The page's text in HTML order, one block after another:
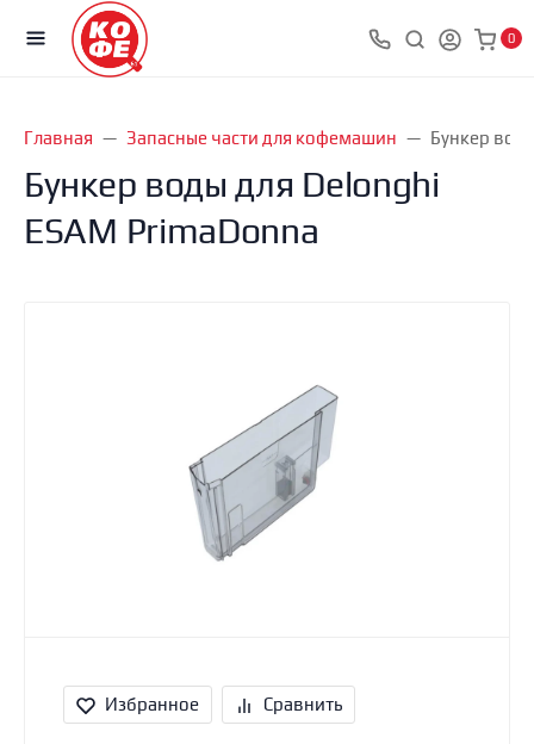
0
Главная Запасные части для кофемашин Бункер
Бункер воды для Delonghi
ESAM PrimaDonna
Избранное Сравнить